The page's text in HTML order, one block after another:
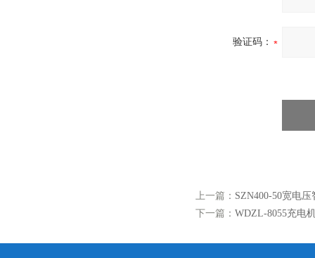
验证码：
上一篇： SZN400-50宽电
下一篇： WDZL-8055充电